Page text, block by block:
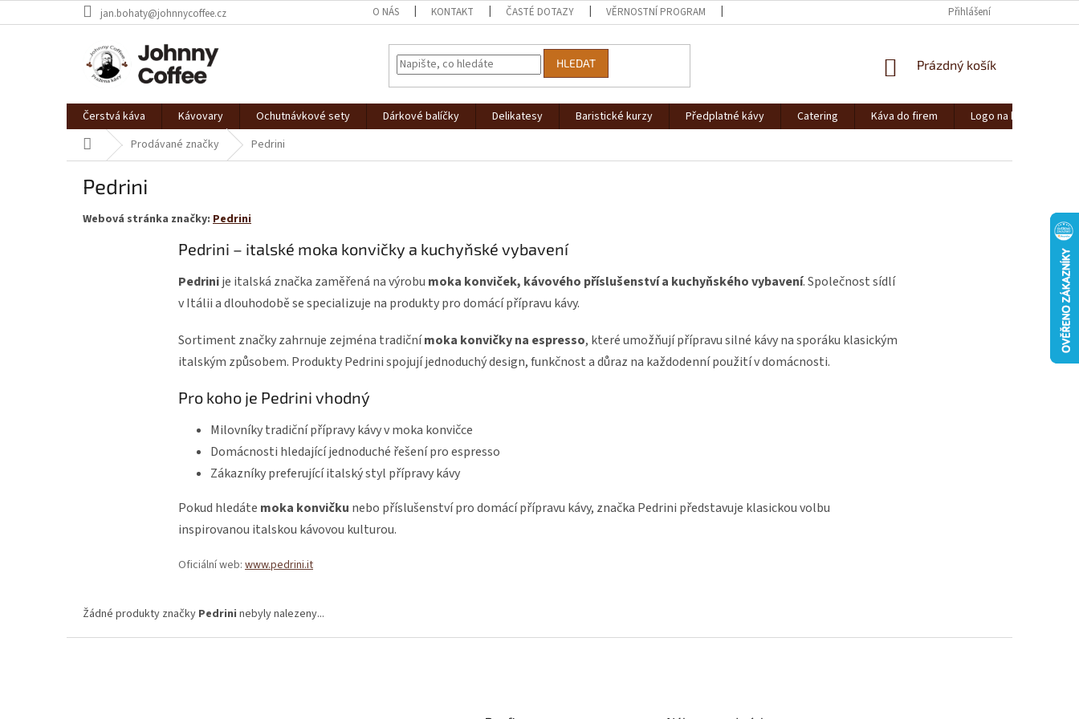
na
jan.bohaty@johnnycoffee.cz O NÁS KONTAKT ČASTÉ DOTAZY VĚRNOSTNÍ PROGRAM Přihlášení
HLEDAT
NÁKUPNÍ
Prázdný košík
Čerstvá káva Kávovary Ochutnávkové sety Dárkové balíčky Delikatesy Baristické kurzy Předplatné kávy Catering Káva do firem
Logo na kávu
Domů Prodávané značky Pedrini
Pedrini
Webová stránka značky: Pedrini
Pedrini – italské moka konvičky a kuchyňské vybavení
Pedrinije italská značka zaměřená na výrobu moka konviček, kávového příslušenství a kuchyňského vybavení. Společnost sídlí
v Itálii a dlouhodobě se specializuje na produkty pro domácí přípravu kávy.
Sortiment značky zahrnuje zejména tradičnímoka konvičky na espresso, které umožňují přípravu silné kávy na sporáku klasickým
italským způsobem. Produkty Pedrini spojují jednoduchý design, funkčnost a důraz na každodenní použití v domácnosti.
Pro koho je Pedrini vhodný
Milovníky tradiční přípravy kávy v moka konvičce
Domácnosti hledající jednoduché řešení pro espresso
Zákazníky preferující italský styl přípravy kávy
Pokud hledáte moka konvičku nebo příslušenství pro domácí přípravu kávy, značka Pedrini představuje klasickou volbu
inspirovanou italskou kávovou kulturou.
Oficiální web: www.pedrini.it
Žádné produkty značky Pedrini nebyly nalezeny...